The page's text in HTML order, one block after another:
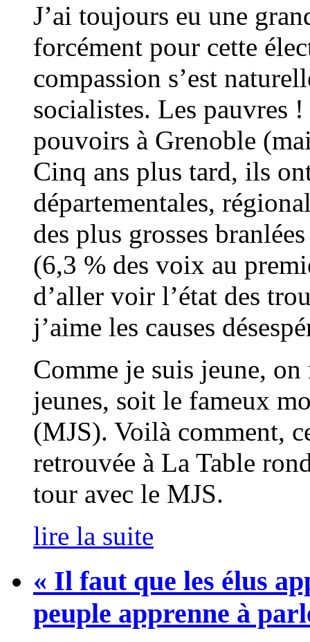
J’ai toujours eu une
forcément pour cette
compassion s’est
socialistes. Les pauvres
pouvoirs à Grenoble
Cinq ans plus tard, ils
départementales,
des plus grosses
(6,3 % des voix au
d’aller voir l’état des
j’aime les causes
Comme je suis jeune,
jeunes, soit le fameux
(MJS). Voilà comment,
retrouvée à La Table
tour avec le MJS.
lire la suite
« Il faut que les élus
peuple apprenne à